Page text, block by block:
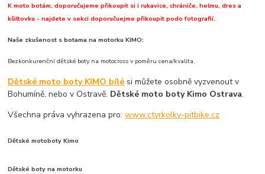
K moto botám, doporučujeme přikoupit si i rukavice, chrániče, helmu, dres a
kšiltovku - najdete v sekci doporučuejme přikoupit podo fotografií.
Naše zkušenost s botama na motorku KIMO:
Bezkonkurenční dětské boty na motocross v poměru cena/kvalita.
Dětské moto boty KIMO bílé si můžete osobně vyzvenout v
Bohumíně, nebo v Ostravě. Dětské moto boty Kimo Ostrava.
Všechna práva vyhrazena pro:www.ctyrkolky-pitbike.cz
Dětské motoboty Kimo
Dětské boty na motorku